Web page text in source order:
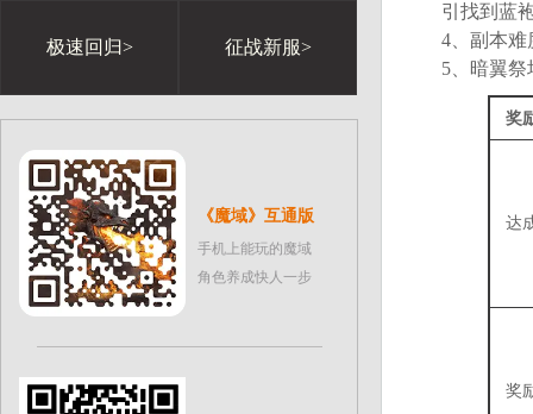
极速回归> 征战新服>
《魔域》互通版
手机上能玩的魔域
角色养成快人一步
引找到蓝
4、副本难
5、暗翼
奖
达
奖